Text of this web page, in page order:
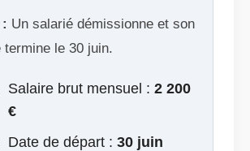
Un salarié démissionne et son
termine le 30 juin.
Salaire brut mensuel : 2 200
€
Date de départ : 30 juin